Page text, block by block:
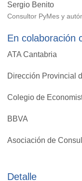
Sergio Benito
Consultor PyMes y
En colaboración
ATA Cantabria
Dirección Provincial
Colegio de
BBVA
Asociación de
Detalle